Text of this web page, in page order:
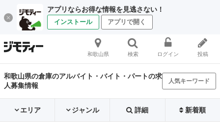
アプリならお得な情報を見逃さない！
インストール アプリで開く
和歌山県 検索 ログイン 投稿
和歌山県の倉庫のアルバイト・バイト・パートの求
人募集情報
人気キーワード
エリア ジャンル 詳細 新着順